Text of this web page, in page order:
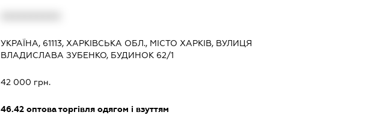
УКРАЇНА, 61113, ХАРКІВСЬКА ОБЛ., МІСТО ХАРКІВ, ВУЛИЦЯ
ВЛАДИСЛАВА ЗУБЕНКО, БУДИНОК 62/1
42 000 грн.
46.42оптова торгівля одягом і взуттям